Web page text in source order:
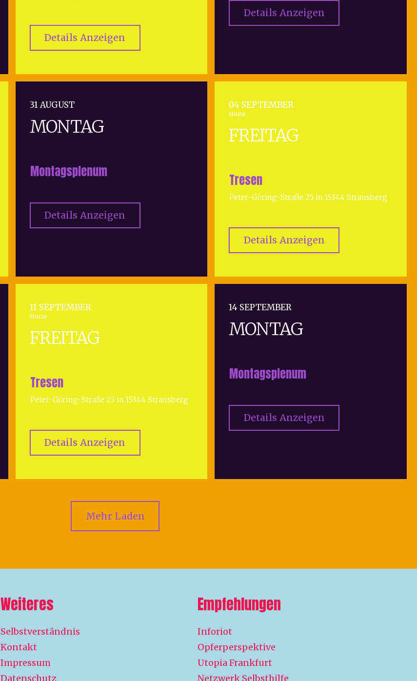
Details Anzeigen
Details Anzeigen
31 AUGUST
MONTAG
Montagsplenum
Details Anzeigen
04 SEPTEMBER
Horte
FREITAG
Tresen
Peter-Göring-Straße 25 in 15344 Strausberg
Details Anzeigen
11 SEPTEMBER
Horte
FREITAG
Tresen
Peter-Göring-Straße 25 in 15344 Strausberg
Details Anzeigen
14 SEPTEMBER
MONTAG
Montagsplenum
Details Anzeigen
Mehr Laden
Weiteres
Selbstverständnis
Kontakt
Impressum
Datenschutz
Empfehlungen
Inforiot
Opferperspektive
Utopia Frankfurt
Netzwerk Selbsthilfe